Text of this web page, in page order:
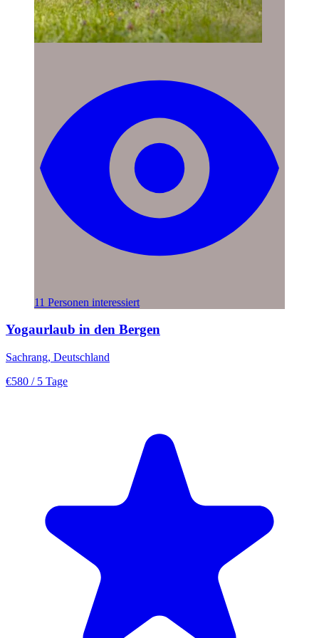
11 Personen interessiert
Yogaurlaub in den Bergen
Sachrang, Deutschland
€580 / 5 Tage